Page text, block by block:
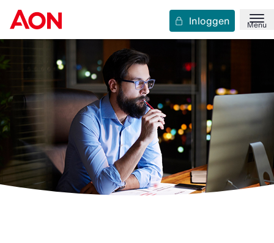
Menu
Inloggen